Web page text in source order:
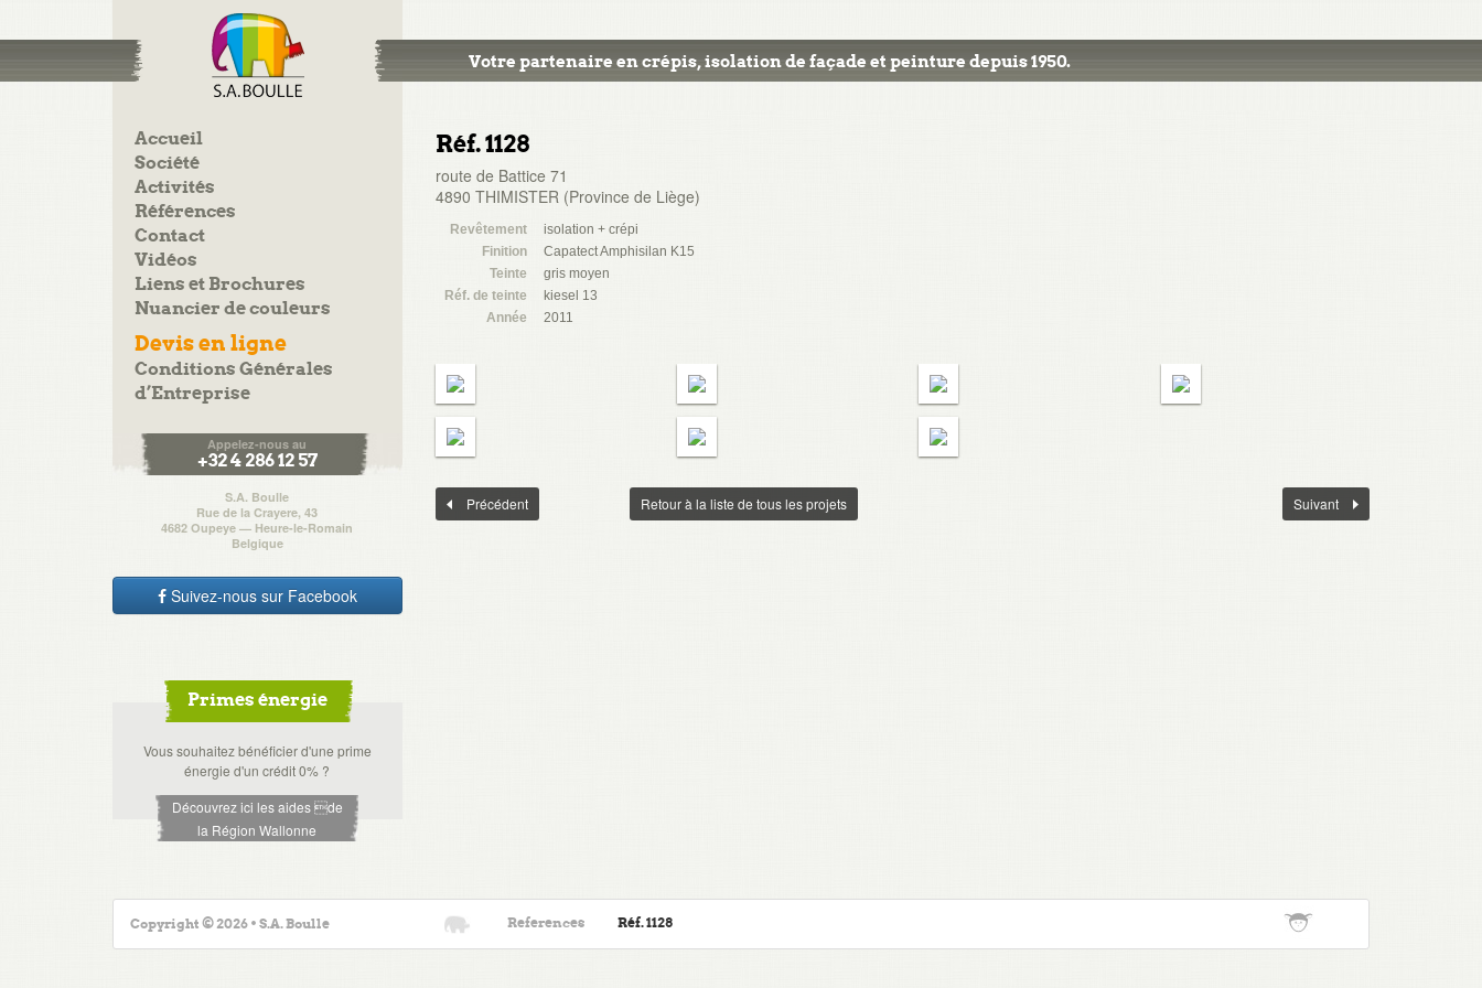
Votre partenaire en crépis, isolation de façade et peinture depuis 1950.
Accueil
Société
Activités
Références
Contact
Vidéos
Liens et Brochures
Nuancier de couleurs
Devis en ligne
Conditions Générales
d’Entreprise
Appelez-nous au
+32 4 286 12 57
S.A. Boulle
Rue de la Crayere, 43
4682 Oupeye — Heure-le-Romain
Belgique
Suivez-nous sur Facebook
Primes énergie
Vous souhaitez bénéficier d'une prime
énergie d'un crédit 0% ?
Découvrez ici les aides de
la Région Wallonne
Réf. 1128
route de Battice 71
4890 THIMISTER (Province de Liège)
Revêtement
isolation + crépi
Finition
Capatect Amphisilan K15
Teinte
gris moyen
Réf. de teinte
kiesel 13
Année
2011
Précédent Retour à la liste de tous les projets Suivant
Copyright © 2026 • S.A. Boulle References Réf. 1128